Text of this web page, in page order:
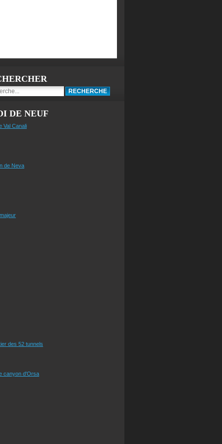
DE NEUF
Val Canali
de Neva
des 52 tunnels
canyon d'Orsa